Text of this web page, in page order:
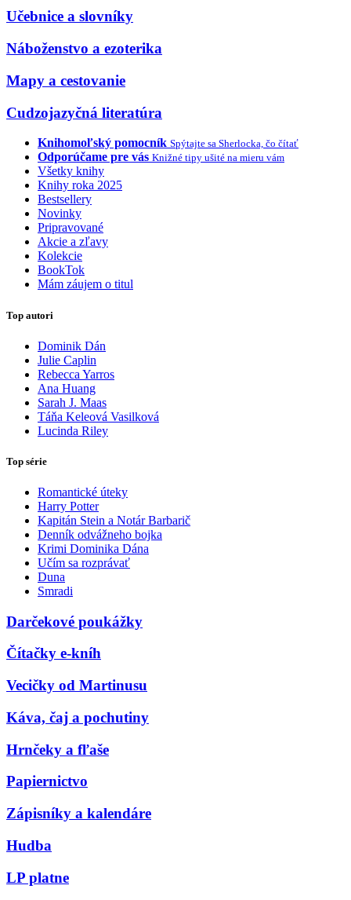
Učebnice a slovníky
Náboženstvo a ezoterika
Mapy a cestovanie
Cudzojazyčná literatúra
Knihomoľský pomocník Spýtajte sa Sherlocka, čo čítať
Odporúčame pre vás Knižné tipy ušité na mieru vám
Všetky knihy
Knihy roka 2025
Bestsellery
Novinky
Pripravované
Akcie a zľavy
Kolekcie
BookTok
Mám záujem o titul
Top autori
Dominik Dán
Julie Caplin
Rebecca Yarros
Ana Huang
Sarah J. Maas
Táňa Keleová Vasilková
Lucinda Riley
Top série
Romantické úteky
Harry Potter
Kapitán Stein a Notár Barbarič
Denník odvážneho bojka
Krimi Dominika Dána
Učím sa rozprávať
Duna
Smradi
Darčekové poukážky
Čítačky e-kníh
Vecičky od Martinusu
Káva, čaj a pochutiny
Hrnčeky a fľaše
Papiernictvo
Zápisníky a kalendáre
Hudba
LP platne